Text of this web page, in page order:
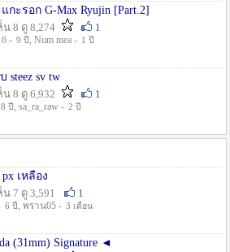
กะรอก G-Max Ryujin [Part.2]
น 8 ดู 8,274
1
- 9 ปี , Num mea - 1 ปี
ประกอบ steez sv tw
8 ดู 6,932
1
8 ปี , sa_ra_raw - 2 ปี
เหลือง
7 ดู 3,591
1
6 ปี , พราน05 - 3 เดือน
(31mm) Signature ◄